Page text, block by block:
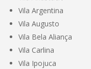
Vila Argentina
Vila Augusto
Vila Bela Aliança
Vila Carlina
Vila Ipojuca